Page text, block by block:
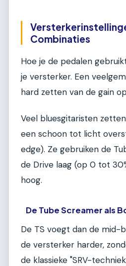
Combinaties
Hoe je de pedalen
je versterker. Een
hard zetten van de gain
Veel bluesgitaristen
een schoon tot licht
edge). Ze gebruiken de
de Drive laag (op 0 tot
hoog.
De Tube Screamer als
De TS voegt dan de mid-
de versterker harder,
de klassieke "SRV-